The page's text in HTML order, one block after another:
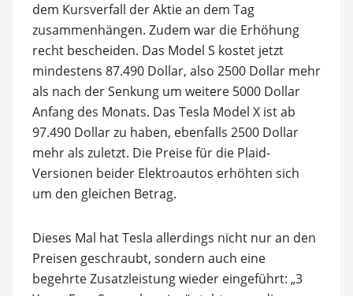
dem Kursverfall der Aktie an dem Tag
zusammenhängen. Zudem war die Erhöhung
recht bescheiden. Das Model S kostet jetzt
mindestens 87.490 Dollar, also 2500 Dollar mehr
als nach der Senkung um weitere 5000 Dollar
Anfang des Monats. Das Tesla Model X ist ab
97.490 Dollar zu haben, ebenfalls 2500 Dollar
mehr als zuletzt. Die Preise für die Plaid-
Versionen beider Elektroautos erhöhten sich
um den gleichen Betrag.
Dieses Mal hat Tesla allerdings nicht nur an den
Preisen geschraubt, sondern auch eine
begehrte Zusatzleistung wieder eingeführt: „3